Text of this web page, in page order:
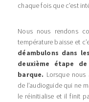
chaque fois que c’est
Nous nous rendons
température baisse et
déambulons dans
deuxième étape
barque. Lorsque nous
de l’audioguide qui ne
le réinitialise et il finit